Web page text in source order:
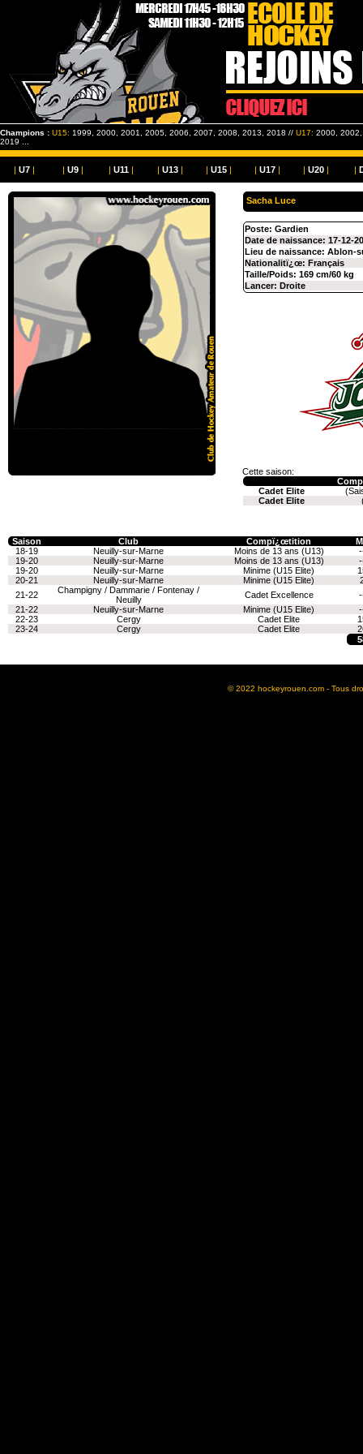
Champions : U15: 1999, 2000, 2001, 2005, 2006, 2007, 2008, 2013, 2018 // U17: 2000,
2019 ...
| U7 | | U9 | |U11 | | U13 | | U15 | | U17 | | U20 | |
Sacha Luce
Poste: Gardien
Date de naissance: 17-12-
Lieu de naissance: Ablon-
Nationalitï¿œ: Français
Taille/Poids: 169 cm/60 kg
Lancer: Droite
Cette saison:
Cadet Elite
Cadet Elite
Saison Club Compï¿œtition
18-19
Neuilly-sur-Marne Moins de 13 ans (U13)
19-20
Neuilly-sur-Marne Moins de 13 ans (U13)
19-20
Neuilly-sur-Marne Minime (U15 Elite)
20-21
Neuilly-sur-Marne Minime (U15 Elite)
21-22
Champigny / Dammarie / Fontenay /
Neuilly
Cadet Excellence
21-22
Neuilly-sur-Marne Minime (U15 Elite)
22-23
Cergy Cadet Elite
23-24
Cergy Cadet Elite
© 2022 hockeyrouen.com - Tous